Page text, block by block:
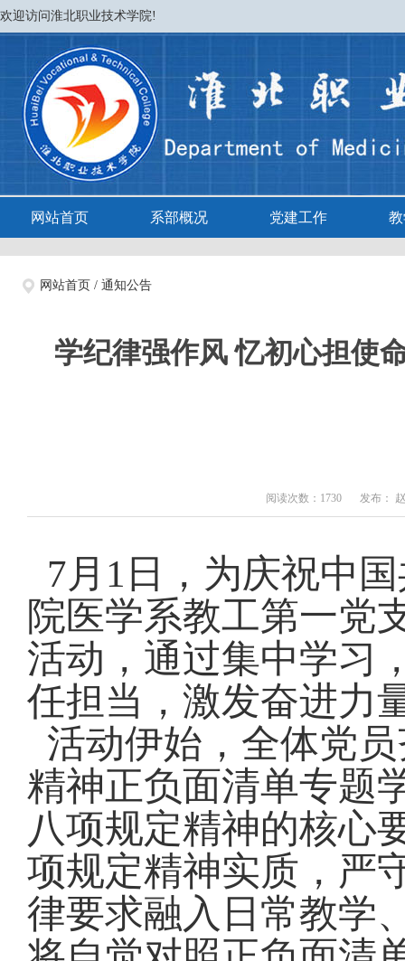
欢迎访问淮北职业技术学院!
网站首页 系部概况 党建工作
网站首页 / 通知公告
学纪律强作风 忆初心担使
阅读次数：1730 发布：
7月1日，为庆祝中
院医学系教工第一党
活动，通过集中学习
任担当，激发奋进力
活动伊始，全体党
精神正负面清单专题
八项规定精神的核心
项规定精神实质，严
律要求融入日常教学